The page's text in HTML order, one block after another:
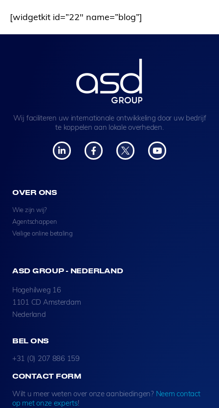
[widgetkit id=”22″ name=”blog”]
Wij faciliteren uw internationale ontwikkeling door uw bedrijf
te koppelen aan lokale overheden.
OVER ONS
Wie zijn wij?
Agentschappen
Veilige online betaling
ASD GROUP - NEDERLAND
Hogehilweg 16
1101 CD Amsterdam
Nederland
BEL ONS
+31 (0) 207 886 159
CONTACT FORM
Wilt u meer weten over onze aanbiedingen? Neem contact
op met onze experts!